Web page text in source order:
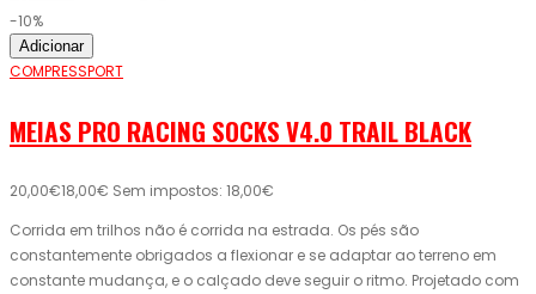
-10%
Adicionar
COMPRESSPORT
MEIAS PRO RACING SOCKS V4.0 TRAIL BLACK
20,00€18,00€ Sem impostos: 18,00€
Corrida em trilhos não é corrida na estrada. Os pés são
constantemente obrigados a flexionar e se adaptar ao terreno em
constante mudança, e o calçado deve seguir o ritmo. Projetado com